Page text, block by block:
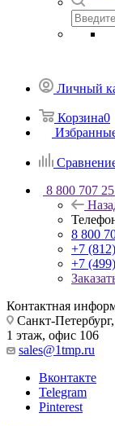
Личный
Корзина0
8 800 707
8 800
+7
+7
Контактная
Санкт-
1 этаж, офис 106
sales@1tmp.ru
Вконтакте
Telegram
Pinterest